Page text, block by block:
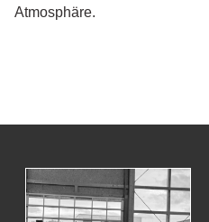
Atmosphäre.